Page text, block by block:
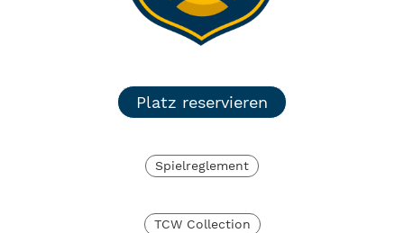
Platz reservieren
Spielreglement
TCW Collection